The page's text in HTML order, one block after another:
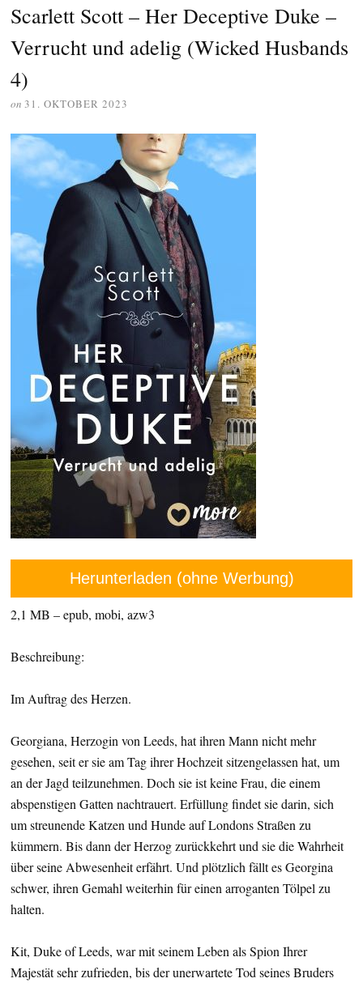
Scarlett Scott – Her Deceptive Duke –
Verrucht und adelig (Wicked Husbands
4)
on 31. OKTOBER 2023
Herunterladen (ohne Werbung)
2,1 MB – epub, mobi, azw3
Beschreibung:
Im Auftrag des Herzen.
Georgiana, Herzogin von Leeds, hat ihren Mann nicht mehr
gesehen, seit er sie am Tag ihrer Hochzeit sitzengelassen hat, um
an der Jagd teilzunehmen. Doch sie ist keine Frau, die einem
abspenstigen Gatten nachtrauert. Erfüllung findet sie darin, sich
um streunende Katzen und Hunde auf Londons Straßen zu
kümmern. Bis dann der Herzog zurückkehrt und sie die Wahrheit
über seine Abwesenheit erfährt. Und plötzlich fällt es Georgina
schwer, ihren Gemahl weiterhin für einen arroganten Tölpel zu
halten.
Kit, Duke of Leeds, war mit seinem Leben als Spion Ihrer
Majestät sehr zufrieden, bis der unerwartete Tod seines Bruders